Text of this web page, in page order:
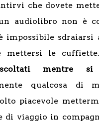
che dovete
audiolibro non è
impossibile
mettersi le
mentre si
qualcosa di
piacevole
di viaggio in